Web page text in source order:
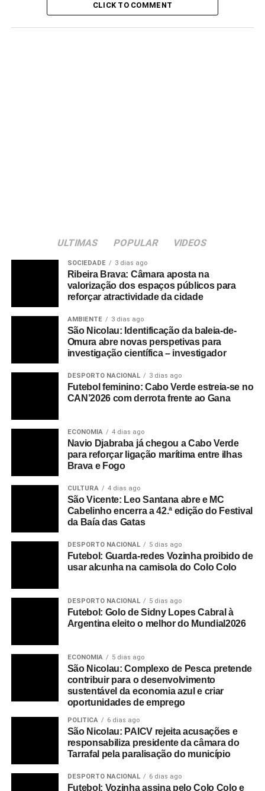
CLICK TO COMMENT
ULTIMAS POPULAR VIDEOS
SOCIEDADE 3 dias ago
Ribeira Brava: Câmara aposta na
valorização dos espaços públicos para
reforçar atractividade da cidade
AMBIENTE 3 dias ago
São Nicolau: Identificação da baleia-de-
Omura abre novas perspetivas para
investigação científica – investigador
DESPORTO NACIONAL 3 dias ago
Futebol feminino: Cabo Verde estreia-se no
CAN’2026 com derrota frente ao Gana
ECONOMIA 4 dias ago
Navio Djabraba já chegou a Cabo Verde
para reforçar ligação marítima entre ilhas
Brava e Fogo
CULTURA 4 dias ago
São Vicente: Leo Santana abre e MC
Cabelinho encerra a 42.ª edição do Festival
da Baía das Gatas
DESPORTO NACIONAL 5 dias ago
Futebol: Guarda-redes Vozinha proibido de
usar alcunha na camisola do Colo Colo
DESPORTO NACIONAL 5 dias ago
Futebol: Golo de Sidny Lopes Cabral à
Argentina eleito o melhor do Mundial2026
ECONOMIA 5 dias ago
São Nicolau: Complexo de Pesca pretende
contribuir para o desenvolvimento
sustentável da economia azul e criar
oportunidades de emprego
POLITICA 6 dias ago
São Nicolau: PAICV rejeita acusações e
responsabiliza presidente da câmara do
Tarrafal pela paralisação do município
DESPORTO NACIONAL 6 dias ago
Futebol: Vozinha assina pelo Colo Colo e